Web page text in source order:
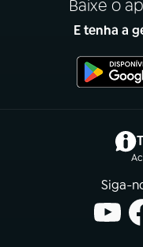
Baixe o
E tenha a
Siga-